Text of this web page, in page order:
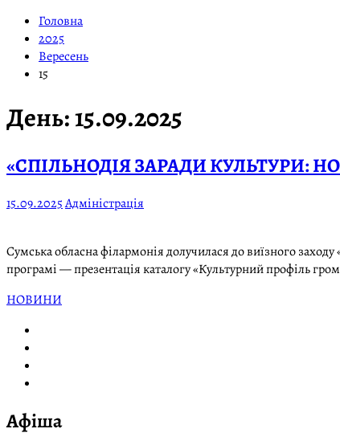
Головна
2025
Вересень
15
День:15.09.2025
«СПІЛЬНОДІЯ ЗАРАДИ КУЛЬТУРИ:
15.09.2025Адміністрація
Сумська обласна філармонія долучилася до виїзного
програмі — презентація каталогу «Культурний профіль
НОВИНИ
Афіша